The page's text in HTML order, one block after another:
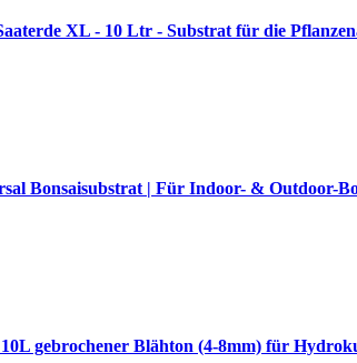
XL - 10 Ltr - Substrat für die
Bonsaisubstrat | Für Indoor- & Outdoor-
gebrochener Blähton (4-8mm) für